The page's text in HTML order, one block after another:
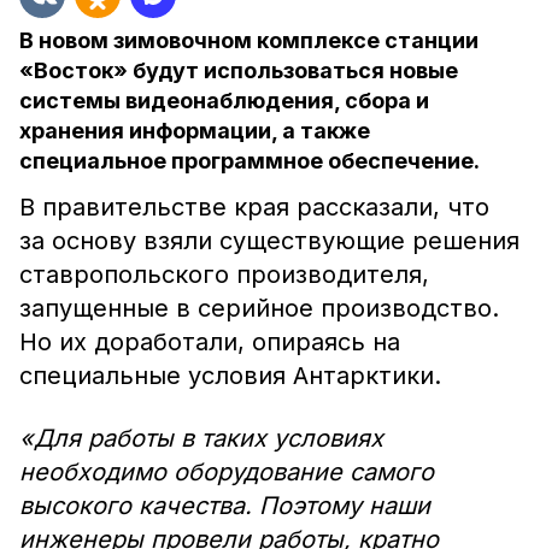
В новом зимовочном комплексе станции
«Восток» будут использоваться новые
системы видеонаблюдения, сбора и
хранения информации, а также
специальное программное обеспечение.
В правительстве края рассказали, что
за основу взяли существующие решения
ставропольского производителя,
запущенные в серийное производство.
Но их доработали, опираясь на
специальные условия Антарктики.
«Для работы в таких условиях
необходимо оборудование самого
высокого качества. Поэтому наши
инженеры провели работы, кратно